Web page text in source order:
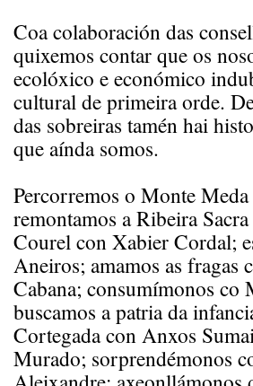
Coa colaboración das
quixemos contar que os
ecolóxico e económico
cultural de primeira orde.
das sobreiras tamén hai
que aínda somos.
Percorremos o Monte
remontamos a Ribeira
Courel con Xabier Cordal;
Aneiros; amamos as fragas
Cabana; consumímonos co
buscamos a patria da
Cortegada con Anxos
Murado; sorprendémonos